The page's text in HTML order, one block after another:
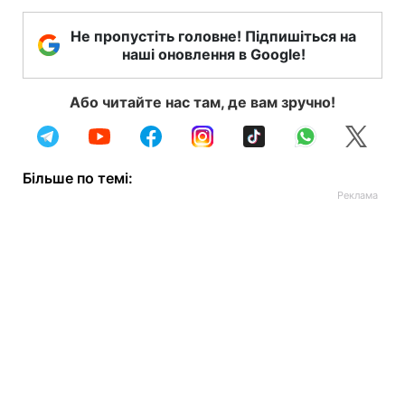
Не пропустіть головне! Підпишіться на
наші оновлення в Google!
Або читайте нас там, де вам зручно!
Більше по темі: